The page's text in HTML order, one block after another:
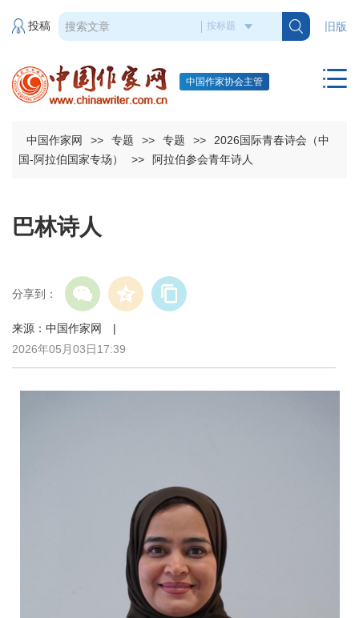
旧版
投稿
中国作家协会主管
中国作家网 >> 专题 >> 专题 >>
2026国际青春诗会（中
国-阿拉伯国家专场）
>> 阿拉伯参会青年诗人
巴林诗人
分享到：
来源：中国作家网 |
2026年05月03日17:39